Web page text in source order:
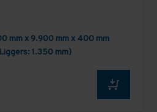
mm x 9.900 mm x 400 mm
1.350 mm)